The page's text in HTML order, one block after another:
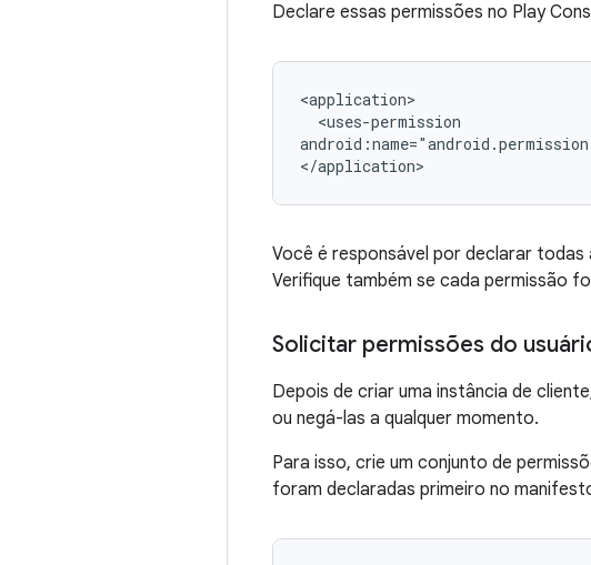
Declare essas permissões no Play
<uses-permission
Você é responsável por declarar todas
Verifique também se cada permissão
Solicitar permissões do
Depois de criar uma instância de
ou negá-las a qualquer momento.
Para isso, crie um conjunto de
foram declaradas primeiro no